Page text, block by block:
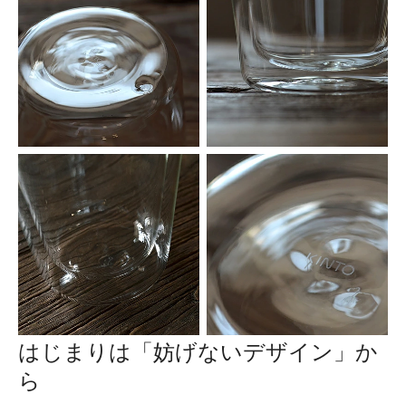
はじまりは「妨げないデザイン」か
ら